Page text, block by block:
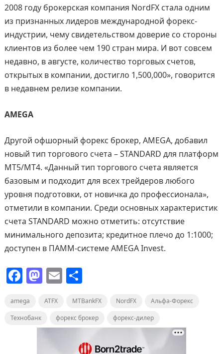
2008 году брокерская компания NоrdFX стала одним
из признанных лидеров международной форекс-
индустрии, чему свидетельством доверие со стороны
клиентов из более чем 190 стран мира. И вот совсем
недавно, в августе, количество торговых счетов,
открытых в компании, достигло 1,500,000», говорится
в недавнем релизе компании.
AMEGA
Другой офшорный форекс брокер, AMEGA, добавил
новый тип торгового счета – STANDARD для платформ
MT5/MT4. «Данный тип торгового счета является
базовым и подходит для всех трейдеров любого
уровня подготовки, от новичка до профессионала»,
отметили в компании. Среди основных характеристик
счета STANDARD можно отметить: отсутствие
минимального депозита; кредитное плечо до 1:1000;
доступен в ПАММ-системе AMEGA Invest.
F
a
c
e
M
a
st
o
d
E
m
ai
l
О
п
р
а
amega ATFX MTBankFX NordFX
Альфа-Форекс
Технобанк
форекс брокер форекс-дилер